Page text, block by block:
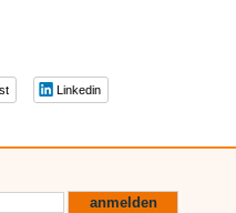
Linkedin